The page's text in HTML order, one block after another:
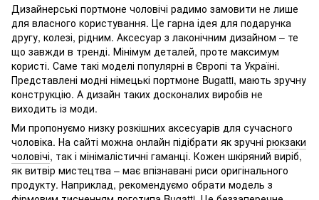
Дизайнерські портмоне чоловічі радимо замовити не лише
для власного користування. Це гарна ідея для подарунка
другу, колезі, рідним. Аксесуар з лаконічним дизайном – те
що завжди в тренді. Мінімум деталей, проте максимум
користі. Саме такі моделі популярні в Європі та Україні.
Представлені модні німецькі портмоне Bugatti, мають зручну
конструкцію. А дизайн таких досконалих виробів не
виходить із моди.
Ми пропонуємо низку розкішних аксесуарів для сучасного
чоловіка. На сайті можна онлайн підібрати як зручні рюкзаки
чоловічі, так і мінімалістичні гаманці. Кожен шкіряний виріб,
як витвір мистецтва – має впізнавані риси оригінального
продукту. Наприклад, рекомендуємо обрати модель з